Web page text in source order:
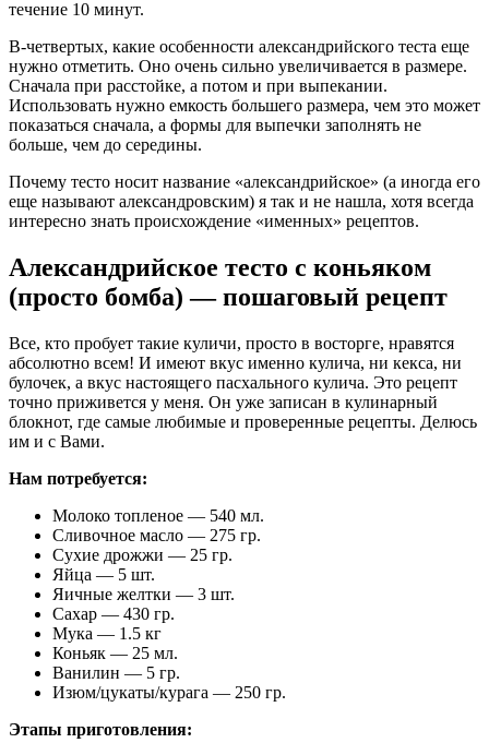
течение 10 минут.
В-четвертых, какие особенности александрийского теста еще
нужно отметить. Оно очень сильно увеличивается в размере.
Сначала при расстойке, а потом и при выпекании.
Использовать нужно емкость большего размера, чем это может
показаться сначала, а формы для выпечки заполнять не
больше, чем до середины.
Почему тесто носит название «александрийское» (а иногда его
еще называют александровским) я так и не нашла, хотя всегда
интересно знать происхождение «именных» рецептов.
Александрийское тесто с коньяком
(просто бомба) — пошаговый рецепт
Все, кто пробует такие куличи, просто в восторге, нравятся
абсолютно всем! И имеют вкус именно кулича, ни кекса, ни
булочек, а вкус настоящего пасхального кулича. Это рецепт
точно приживется у меня. Он уже записан в кулинарный
блокнот, где самые любимые и проверенные рецепты. Делюсь
им и с Вами.
Нам потребуется:
Молоко топленое — 540 мл.
Сливочное масло — 275 гр.
Сухие дрожжи — 25 гр.
Яйца — 5 шт.
Яичные желтки — 3 шт.
Сахар — 430 гр.
Мука — 1.5 кг
Коньяк — 25 мл.
Ванилин — 5 гр.
Изюм/цукаты/курага — 250 гр.
Этапы приготовления: